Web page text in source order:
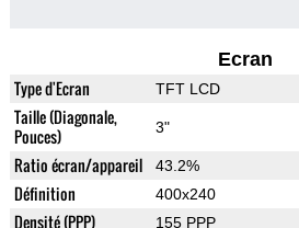
Ecran
Type d'Ecran TFT LCD
Taille (Diagonale,
Pouces)
3"
Ratio écran/appareil 43.2%
Définition 400x240
Densité (PPP) 155 PPP